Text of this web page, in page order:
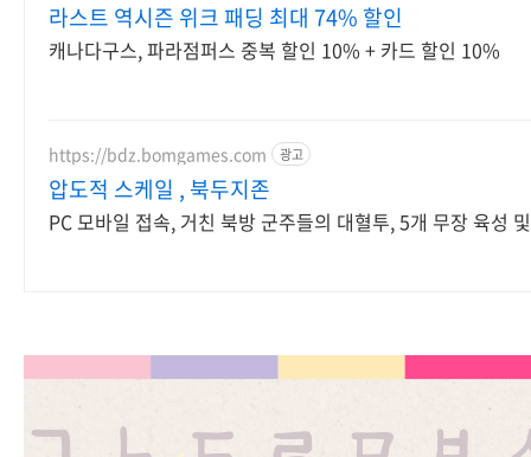
라스트 역시즌 위크 패딩 최대 74% 할인
캐나다구스, 파라점퍼스 중복 할인 10% + 카드 할인 10%
https://bdz.bomgames.com 광고
압도적 스케일 , 북두지존
PC 모바일 접속, 거친 북방 군주들의 대혈투, 5개 무장 육성